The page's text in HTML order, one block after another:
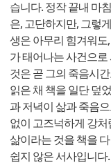
습니다. 정작 끝내 마
은, 고단하지만, 그렇
생은 아무리 힘겨워
가 태어나는 사건으
것은 곧 그의 죽음시
읽은 채 책을 일단 덮
과 저녁이 삶과 죽음
없이 고즈넉하게 강
삶이라는 것을 책을
쉽지 않은 서사입니다.